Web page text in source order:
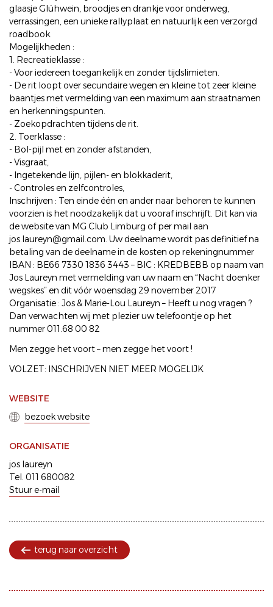
glaasje Glühwein, broodjes en drankje voor onderweg,
verrassingen, een unieke rallyplaat en natuurlijk een verzorgd
roadbook.
Mogelijkheden :
1. Recreatieklasse :
- Voor iedereen toegankelijk en zonder tijdslimieten.
- De rit loopt over secundaire wegen en kleine tot zeer kleine
baantjes met vermelding van een maximum aan straatnamen
en herkenningspunten.
- Zoekopdrachten tijdens de rit.
2. Toerklasse :
- Bol-pijl met en zonder afstanden,
- Visgraat,
- Ingetekende lijn, pijlen- en blokkaderit,
- Controles en zelfcontroles,
Inschrijven : Ten einde één en ander naar behoren te kunnen
voorzien is het noodzakelijk dat u vooraf inschrijft. Dit kan via
de website van MG Club Limburg of per mail aan
jos.laureyn@gmail.com. Uw deelname wordt pas definitief na
betaling van de deelname in de kosten op rekeningnummer
IBAN : BE66 7330 1836 3443 – BIC : KREDBEBB op naam van
Jos Laureyn met vermelding van uw naam en “Nacht doenker
wegskes” en dit vóór woensdag 29 november 2017
Organisatie : Jos & Marie-Lou Laureyn – Heeft u nog vragen ?
Dan verwachten wij met plezier uw telefoontje op het
nummer 011.68 00 82
Men zegge het voort – men zegge het voort !
VOLZET: INSCHRIJVEN NIET MEER MOGELIJK
WEBSITE
bezoek website
ORGANISATIE
jos laureyn
Tel. 011 680082
Stuur e-mail
terug naar overzicht